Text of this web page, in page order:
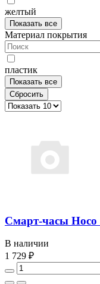
желтый
Показать все
Материал покрытия
пластик
Показать все
Сбросить
Смарт-часы Hoco
В наличии
1 729 ₽